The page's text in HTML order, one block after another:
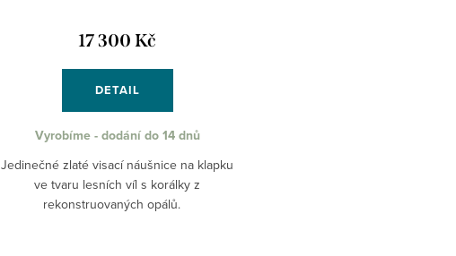
17 300 Kč
DETAIL
Vyrobíme - dodání do 14 dnů
Jedinečné zlaté visací náušnice na klapku
ve tvaru lesních víl s korálky z
rekonstruovaných opálů.